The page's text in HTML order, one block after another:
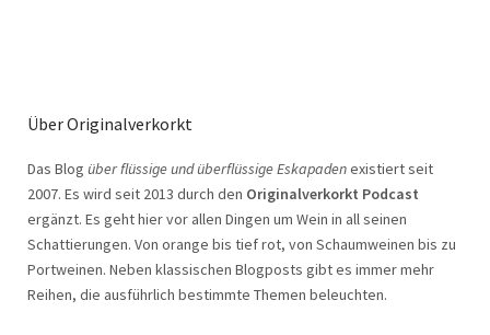
Über Originalverkorkt
Das Blog über flüssige und überflüssige Eskapadenexistiert seit
2007. Es wird seit 2013 durch den Originalverkorkt Podcast
ergänzt. Es geht hier vor allen Dingen um Wein in all seinen
Schattierungen. Von orange bis tief rot, von Schaumweinen bis zu
Portweinen. Neben klassischen Blogposts gibt es immer mehr
Reihen, die ausführlich bestimmte Themen beleuchten.